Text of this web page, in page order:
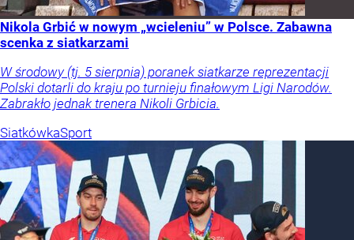
Nikola Grbić w nowym „wcieleniu” w Polsce. Zabawna
scenka z siatkarzami
W środowy (tj. 5 sierpnia) poranek siatkarze reprezentacji
Polski dotarli do kraju po turnieju finałowym Ligi Narodów.
Zabrakło jednak trenera Nikoli Grbicia.
SiatkówkaSport